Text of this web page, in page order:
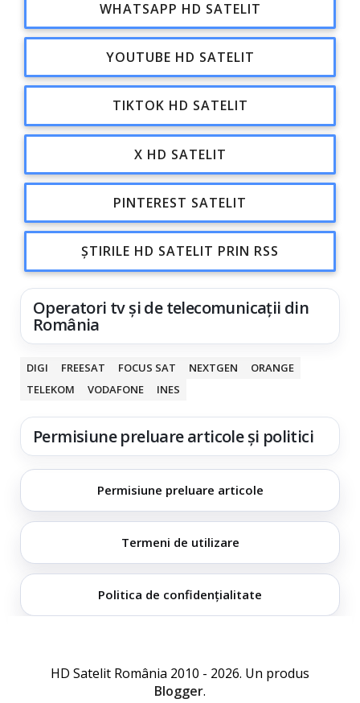
WHATSAPP HD SATELIT
YOUTUBE HD SATELIT
TIKTOK HD SATELIT
X HD SATELIT
PINTEREST SATELIT
ȘTIRILE HD SATELIT PRIN RSS
Operatori tv și de telecomunicații din
România
DIGI FREESAT FOCUS SAT NEXTGEN
ORANGE
TELEKOM
VODAFONE INES
Permisiune preluare articole și politici
Permisiune preluare articole
Termeni de utilizare
Politica de confidențialitate
HD Satelit România 2010 - 2026. Un produs
Blogger.